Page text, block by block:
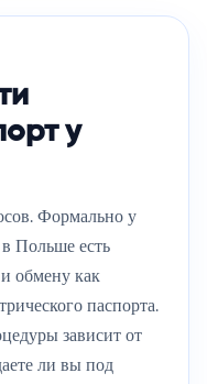
у
Формально у
в Польше есть
обмену как
паспорта.
зависит от
ли вы под